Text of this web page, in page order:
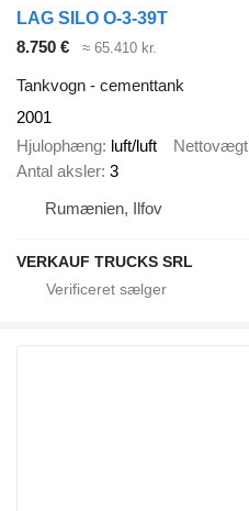
LAG SILO O-3-39T
8.750 €
≈ 65.410 kr.
Tankvogn - cementtank
2001
Hjulophæng luft/luft Nettovægt
Antal aksler 3
Rumænien, Ilfov
VERKAUF TRUCKS SRL